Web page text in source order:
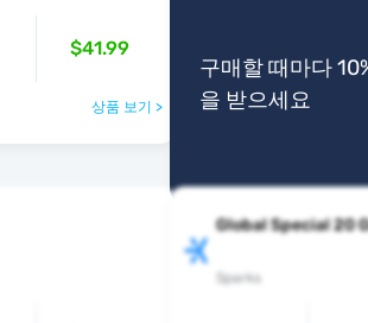
$41.99
상품 보기 >
구매할 때마다
을 받으세요
Global Special 20
Sparks